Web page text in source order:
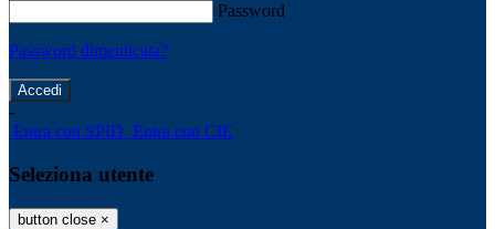
Password
Password dimenticata?
-
Entra con SPID Entra con CIE
Seleziona utente
button close ×